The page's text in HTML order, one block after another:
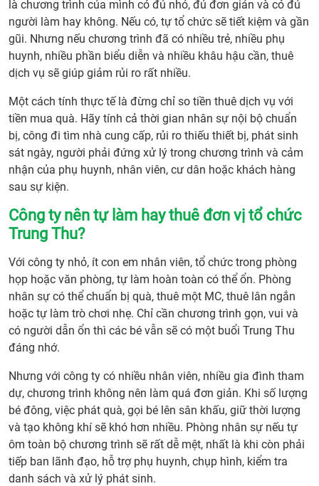
có
2.
Khi
nào
nên
vụ tổ
tổ
cần
bị
gì?
là chương trình của mình có đủ nhỏ, đủ đơn giản và có đủ
người làm hay không. Nếu có, tự tổ chức sẽ tiết kiệm và gần
gũi. Nhưng nếu chương trình đã có nhiều trẻ, nhiều phụ
huynh, nhiều phần biểu diễn và nhiều khâu hậu cần, thuê
dịch vụ sẽ giúp giảm rủi ro rất nhiều.
Một cách tính thực tế là đừng chỉ so tiền thuê dịch vụ với
tiền mua quà. Hãy tính cả thời gian nhân sự nội bộ chuẩn
bị, công đi tìm nhà cung cấp, rủi ro thiếu thiết bị, phát sinh
sát ngày, người phải đứng xử lý trong chương trình và cảm
nhận của phụ huynh, nhân viên, cư dân hoặc khách hàng
sau sự kiện.
Công ty nên tự làm hay thuê đơn vị tổ chức
Trung Thu?
Với công ty nhỏ, ít con em nhân viên, tổ chức trong phòng
họp hoặc văn phòng, tự làm hoàn toàn có thể ổn. Phòng
nhân sự có thể chuẩn bị quà, thuê một MC, thuê lân ngắn
hoặc tự làm trò chơi nhẹ. Chỉ cần chương trình gọn, vui và
có người dẫn ổn thì các bé vẫn sẽ có một buổi Trung Thu
đáng nhớ.
Nhưng với công ty có nhiều nhân viên, nhiều gia đình tham
dự, chương trình không nên làm quá đơn giản. Khi số lượng
bé đông, việc phát quà, gọi bé lên sân khấu, giữ thời lượng
và tạo không khí sẽ khó hơn nhiều. Phòng nhân sự nếu tự
ôm toàn bộ chương trình sẽ rất dễ mệt, nhất là khi còn phải
tiếp ban lãnh đạo, hỗ trợ phụ huynh, chụp hình, kiểm tra
danh sách và xử lý phát sinh.